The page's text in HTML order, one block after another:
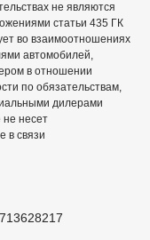
не являются
статьи 435 ГК
во взаимоотношениях
автомобилей,
в отношении
по обязательствам,
дилерами
несет
в связи